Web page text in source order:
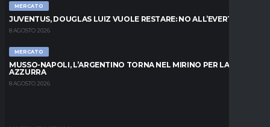
MERCATO
JUVENTUS, DOUGLAS LUIZ VUOLE RESTARE: NO ALL’EVERTON
8 AGOSTO 2026
MERCATO
MUSSO-NAPOLI, L’ARGENTINO TORNA NEL MIRINO PER LA PORTA
AZZURRA
8 AGOSTO 2026